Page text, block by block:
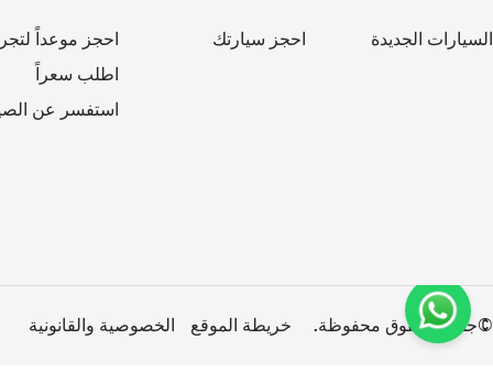
السيارات الجديدة احجز سيارتك
احجز موعداً
اطلب سعراً
استفسر عن
©جميع الحقوق محفوظة. خريطة الموقع الخصوصية والقانونية